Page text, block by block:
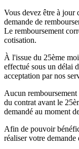
Vous devez être à jour
demande de
Le remboursement
cotisation.
À l'issue du 25ème
effectué sous un délai
acceptation par nos
Aucun
du contrat avant le
demandé au moment
Afin de pouvoir
réaliser votre demande